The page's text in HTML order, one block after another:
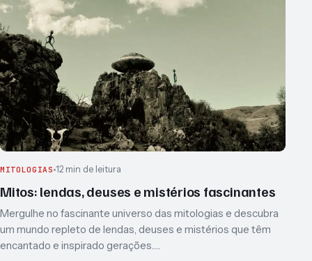
MITOLOGIAS 12 min de leitura
Mitos: lendas, deuses e mistérios fascinantes
Mergulhe no fascinante universo das mitologias e descubra
um mundo repleto de lendas, deuses e mistérios que têm
encantado e inspirado gerações.…